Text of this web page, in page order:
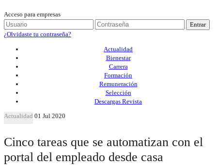
Acceso para empresas
Entrar
¿Olvidaste tu contraseña?
Actualidad
Bienestar
Carrera
Formación
Remuneración
Selección
Descargas Revista
Actualidad 01 Jul 2020
Cinco tareas que se automatizan con el
portal del empleado desde casa